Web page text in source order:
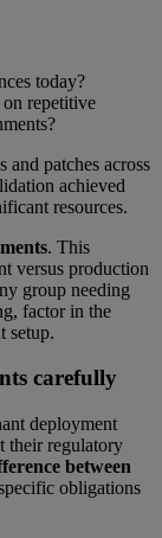
today?
repetitive
and patches across
achieved
resources.
. This
versus production
group needing
factor in the
setup.
carefully
deployment
their regulatory
between
obligations